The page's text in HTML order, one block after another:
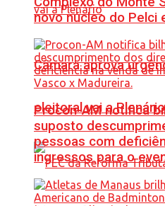
Câmara aprova
eleitoral vai a Plenário
novo núcleo do Pelci
Procon-AM notifica
suposto
pessoas com
ingressos para o